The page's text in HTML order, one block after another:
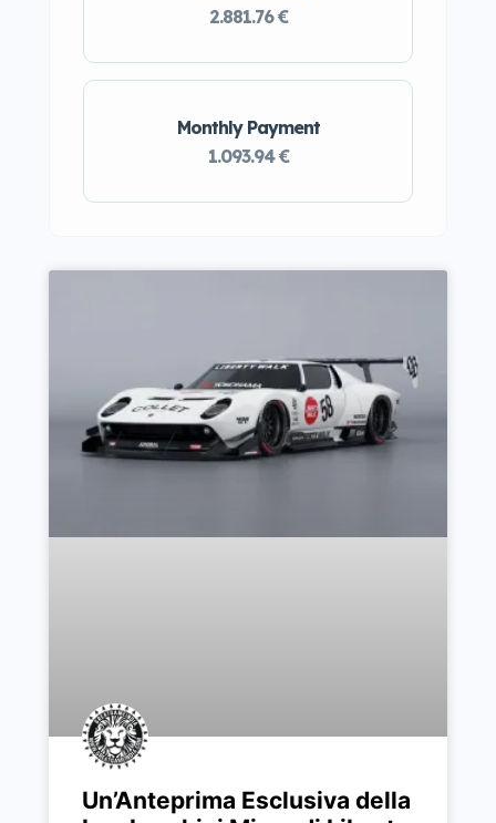
Monthly Payment
1.093.94 €
2.881.76 €
Un’Anteprima Esclusiva della